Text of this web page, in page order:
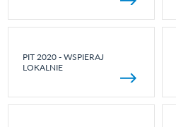
PIT 2020 - WSPIERAJ
LOKALNIE